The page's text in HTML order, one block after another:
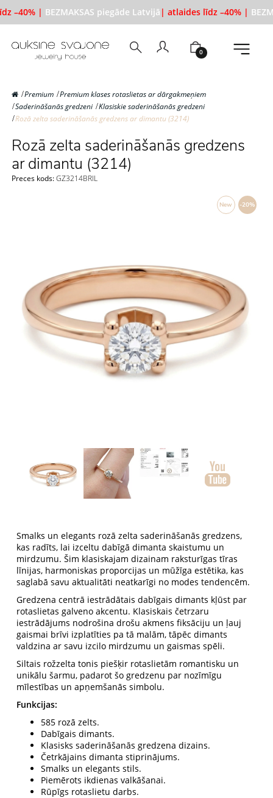
–40% | BEZMAKSAS piegāde Latvijā| atlaides līdz –40% |
0
Premium
Premium klases rotaslietas ar dārgakmeņiem
Saderināšanās gredzeni
Klasiskie saderināšanās gredzeni
Rozā zelta saderināšanās gredzens ar dimantu (3214)
Rozā zelta saderināšanās gredzens
ar dimantu (3214)
Preces kods:GZ3214BRIL
-20%
New
Smalks un elegants rozā zelta saderināšanās gredzens,
kas radīts, lai izceltu dabīgā dimanta skaistumu un
mirdzumu. Šim klasiskajam dizainam raksturīgas tīras
līnijas, harmoniskas proporcijas un mūžīga estētika, kas
saglabā savu aktualitāti neatkarīgi no modes tendencēm.
Gredzena centrā iestrādātais dabīgais dimants kļūst par
rotaslietas galveno akcentu. Klasiskais četrzaru
iestrādājums nodrošina drošu akmens fiksāciju un ļauj
gaismai brīvi izplatīties pa tā malām, tāpēc dimants
valdzina ar savu izcilo mirdzumu un gaismas spēli.
Siltais rožzelta tonis piešķir rotaslietām romantisku un
unikālu šarmu, padarot šo gredzenu par nozīmīgu
mīlestības un apņemšanās simbolu.
Funkcijas:
585 rozā zelts.
Dabīgais dimants.
Klasisks saderināšanās gredzena dizains.
Četrkājains dimanta stiprinājums.
Smalks un elegants stils.
Piemērots ikdienas valkāšanai.
Rūpīgs rotaslietu darbs.